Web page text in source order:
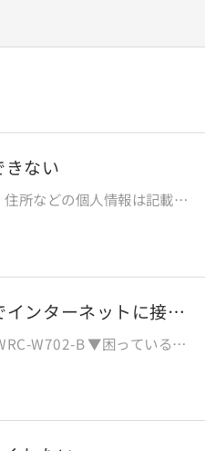
ない
所などの個人情報は記載し
接続サービス ）】 ▼ど
？ 相談したいこと、トラブ
ラーなどを教えてくださ
ンを行おうとした。ログイ
ている メールアドレスを入
情報のシートにあるユーザ
接続設定情報欄のメルア
い となります。いずれにし
ンターネットに接続
B ▼困っているこ
したことなど：​​ インターネ
ン（Windows11/10・
※（質問者様